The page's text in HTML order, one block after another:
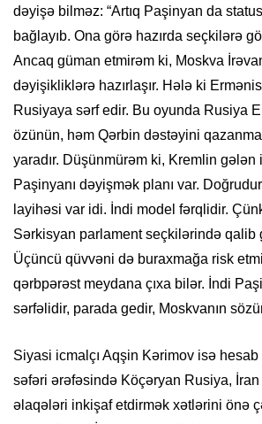
dəyişə bilməz: “Artıq Paşinyan da
bağlayıb. Ona görə hazırda seçkilərə
Ancaq güman etmirəm ki, Moskva
dəyişikliklərə hazırlaşır. Hələ ki
Rusiyaya sərf edir. Bu oyunda Rusiya
özünün, həm Qərbin dəstəyini
yaradır. Düşünmürəm ki, Kremlin
Paşinyanı dəyişmək planı var.
layihəsi var idi. İndi model fərqlidir.
Sərkisyan parlament seçkilərində qalib
Üçüncü qüvvəni də buraxmağa risk
qərbpərəst meydana çıxa bilər. İndi
sərfəlidir, parada gedir, Moskvanın
Siyasi icmalçı Aqşin Kərimov isə
səfəri ərəfəsində Köçəryan Rusiya,
əlaqələri inkişaf etdirmək xətlərini önə